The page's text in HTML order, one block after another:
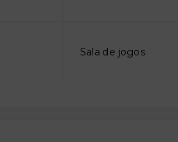
Sala de jogos